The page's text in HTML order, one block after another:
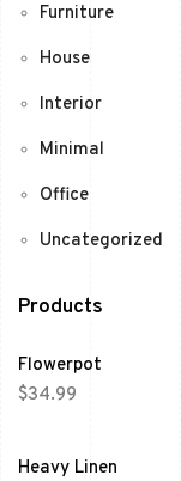
Furniture
House
Interior
Minimal
Office
Uncategorized
Products
Flowerpot
$34.99
Heavy Linen